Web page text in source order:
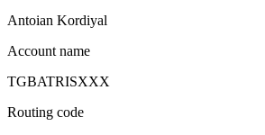
Antoian Kordiyal
Account name
TGBATRISXXX
Routing code